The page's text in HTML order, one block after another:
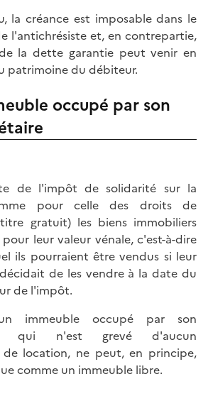
la créance est imposable dans le
l'antichrésiste et, en contrepartie,
la dette garantie peut venir en
patrimoine du débiteur.
occupé par son
de l'impôt de solidarité sur la
pour celle des droits de
gratuit) les biens immobiliers
leur valeur vénale, c'est-à-dire
ils pourraient être vendus si leur
de les vendre à la date du
de l'impôt.
immeuble occupé par son
qui n'est grevé d'aucun
de location, ne peut, en principe,
comme un immeuble libre.